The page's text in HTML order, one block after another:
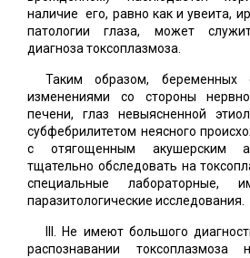
наличие его, равно как и увеита,
патологии глаза, может
диагноза токсоплазмоза.
Таким образом, беременных
изменениями со стороны
печени, глаз невыясненной
субфебрилитетом неясного
с отягощенным акушерским
тщательно обследовать на
специальные лабораторные,
паразитологические исследования.
III. Не имеют большого
распознавании токсоплазмоза